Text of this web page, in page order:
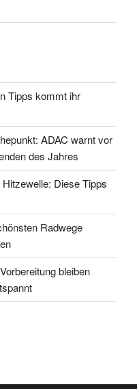
Tipps kommt ihr
ADAC warnt vor
des Jahres
Diese Tipps
Radwege
bleiben